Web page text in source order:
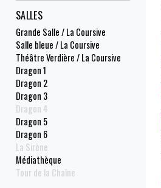
SALLES
Grande Salle / La Coursive
Salle bleue / La Coursive
Théâtre Verdière / La Coursive
Dragon 1
Dragon 2
Dragon 3
Dragon 4
Dragon 5
Dragon 6
La Sirène
Médiathèque
Tour de la Chaîne